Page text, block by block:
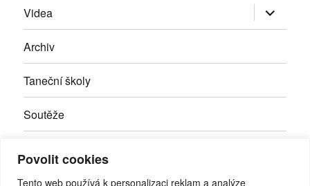
Povolit cookies
Tento web používá k personalizaci reklam a analýze
Videa Zobrazit
položky
Archiv
Taneční školy
Soutěže
Kontakty